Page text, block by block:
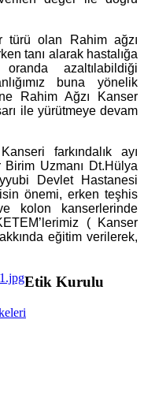
türü olan Rahim ağzı
tanı alarak hastalığa
azaltılabildiği
buna yönelik
Rahim Ağzı Kanser
ile yürütmeye devam
farkındalık ayı
Birim Uzmanı Dt.Hülya
Devlet Hastanesi
önemi, erken teşhis
kolon kanserlerinde
( Kanser
eğitim verilerek,
Etik Kurulu